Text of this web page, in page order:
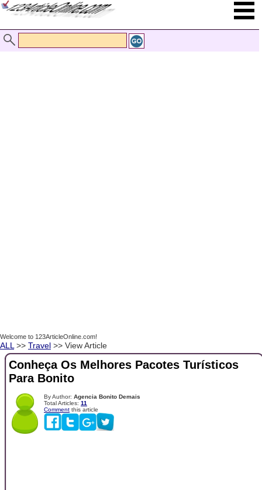
Welcome to 123ArticleOnline.com!
ALL >> Travel >> View Article
Conheça Os Melhores Pacotes Turísticos
Para Bonito
By Author: Agencia Bonito Demais
Total Articles: 11
Comment this article